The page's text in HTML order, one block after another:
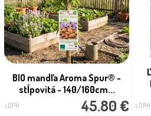
BIO mandľa Aroma Spur® -
stĺpovitá - 140/160cm...
s DPH 45.80 € s DPH